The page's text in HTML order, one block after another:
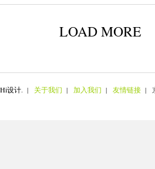
LOAD MORE
Hi设计. | 关于我们 | 加入我们 | 友情链接 |